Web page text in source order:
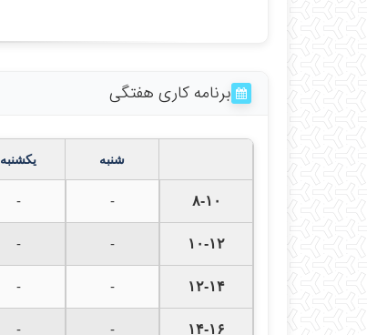
برنامه کاری هفتگی
شنبه یکشنبه
۸-۱۰ -
-
۱۰-۱۲ -
-
۱۲-۱۴ -
-
۱۴-۱۶ -
-